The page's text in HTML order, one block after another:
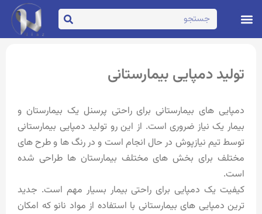
تولید دمپایی بیمارستانی
دمپایی های بیمارستانی برای راحتی پرسنل یک بیمارستان و
بیمار یک نیاز ضروری است. از این رو تولید دمپایی بیمارستانی
توسط تیم نیازپوش در حال انجام است و در رنگ ها و طرح های
مختلف برای بخش های مختلف بیمارستان ها طراحی شده
است.
کیفیت یک دمپایی برای راحتی بیمار بسیار مهم است. جدید
ترین دمپایی های بیمارستانی با استفاده از مواد نانو که امکان